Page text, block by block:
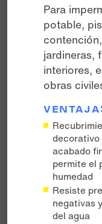
Para
potable,
jardineras,
interiores,
obras
decorativo
acabado
permite el
humedad
Resiste
negativas
del agua